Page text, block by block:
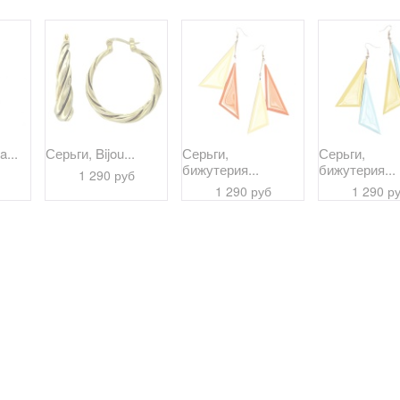
Серьги, Bijou...
1 290 руб
Серьги,
бижутерия...
1 290 руб
Серьги,
бижутерия...
1 290